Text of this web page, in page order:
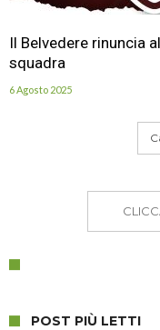
Il Belvedere rinuncia
squadra
6 Agosto 2025
POST PIÙ LETTI